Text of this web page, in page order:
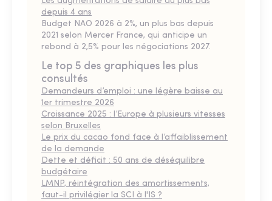
depuis 4 ans
Budget NAO 2026 à 2%, un plus bas depuis
2021 selon Mercer France, qui anticipe un
rebond à 2,5% pour les négociations 2027.
Le top 5 des graphiques les plus
consultés
Demandeurs d’emploi : une légère baisse au
1er trimestre 2026
Croissance 2025 : l’Europe à plusieurs vitesses
selon Bruxelles
Le prix du cacao fond face à l’affaiblissement
de la demande
Dette et déficit : 50 ans de déséquilibre
budgétaire
LMNP, réintégration des amortissements,
faut-il privilégier la SCI à l'IS ?